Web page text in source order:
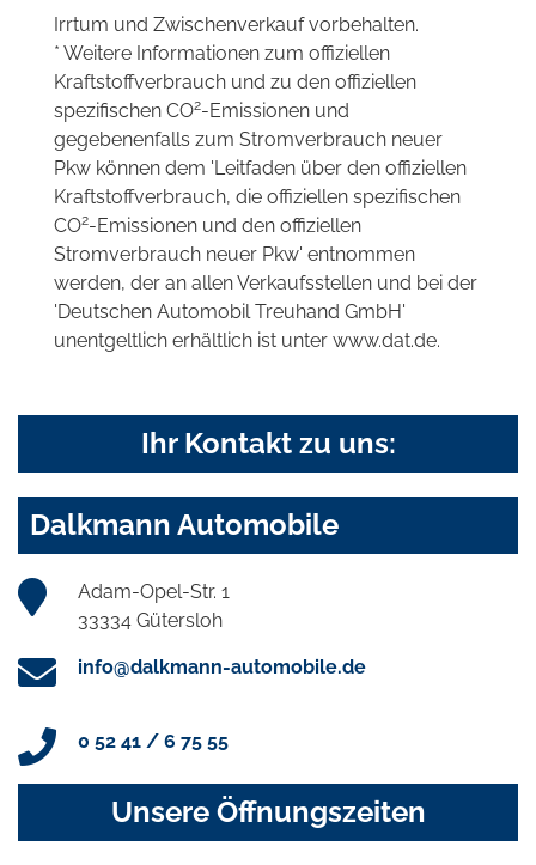
Irrtum und Zwischenverkauf vorbehalten.
* Weitere Informationen zum offiziellen
Kraftstoffverbrauch und zu den offiziellen
spezifischen CO2-Emissionen und
gegebenenfalls zum Stromverbrauch neuer
Pkw können dem 'Leitfaden über den offiziellen
Kraftstoffverbrauch, die offiziellen spezifischen
CO2-Emissionen und den offiziellen
Stromverbrauch neuer Pkw' entnommen
werden, der an allen Verkaufsstellen und bei der
'Deutschen Automobil Treuhand GmbH'
unentgeltlich erhältlich ist unter www.dat.de.
Ihr Kontakt zu uns:
Dalkmann Automobile
Adam-Opel-Str. 1
33334 Gütersloh
info@dalkmann-automobile.de
0 52 41 / 6 75 55
Unsere Öffnungszeiten